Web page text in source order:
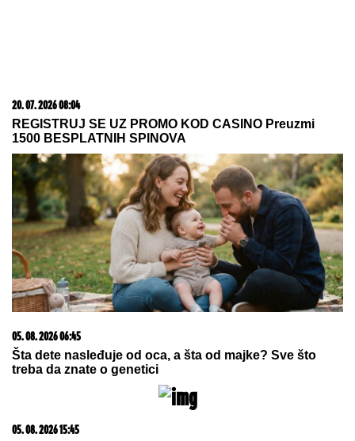
20. 07. 2026 08:04
REGISTRUJ SE UZ PROMO KOD CASINO Preuzmi
1500 BESPLATNIH SPINOVA
05. 08. 2026 06:45
Šta dete nasleđuje od oca, a šta od majke? Sve što
treba da znate o genetici
05. 08. 2026 15:45